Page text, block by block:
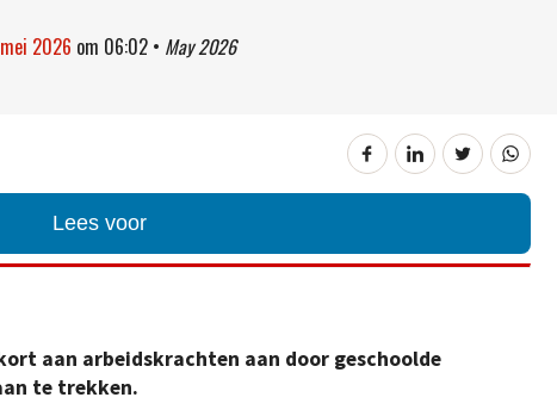
mei 2026 om 06:02 • May 2026
Lees voor
aan arbeidskrachten aan door geschoolde
te trekken.